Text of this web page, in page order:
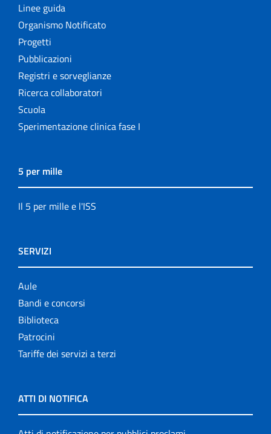
Linee guida
Organismo Notificato
Progetti
Pubblicazioni
Registri e sorveglianze
Ricerca collaboratori
Scuola
Sperimentazione clinica fase I
5 per mille
Il 5 per mille e l'ISS
SERVIZI
Aule
Bandi e concorsi
Biblioteca
Patrocini
Tariffe dei servizi a terzi
ATTI DI NOTIFICA